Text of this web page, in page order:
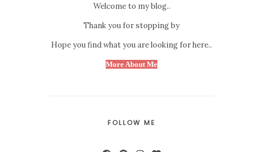
Welcome to my blog..
Thank you for stopping by
Hope you find what you are looking for here..
More About Me
FOLLOW ME